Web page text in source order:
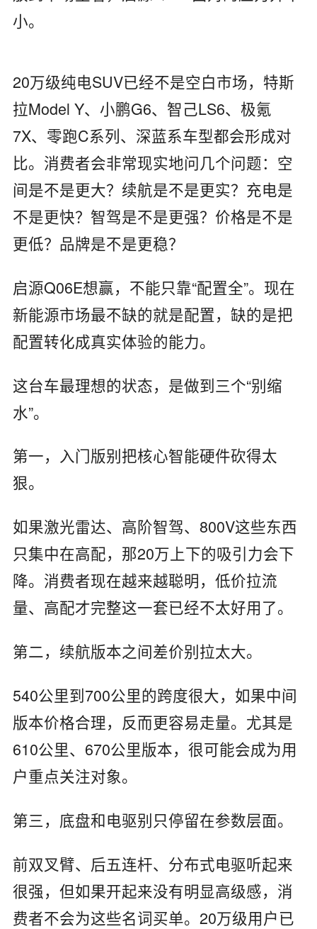
小。
20万级纯电SUV已经不是空白市场，特斯
拉Model Y、小鹏G6、智己LS6、极氪
7X、零跑C系列、深蓝系车型都会形成对
比。消费者会非常现实地问几个问题：空
间是不是更大？续航是不是更实？充电是
不是更快？智驾是不是更强？价格是不是
更低？品牌是不是更稳？
启源Q06E想赢，不能只靠“配置全”。现在
新能源市场最不缺的就是配置，缺的是把
配置转化成真实体验的能力。
这台车最理想的状态，是做到三个“别缩
水”。
第一，入门版别把核心智能硬件砍得太
狠。
如果激光雷达、高阶智驾、800V这些东西
只集中在高配，那20万上下的吸引力会下
降。消费者现在越来越聪明，低价拉流
量、高配才完整这一套已经不太好用了。
第二，续航版本之间差价别拉太大。
540公里到700公里的跨度很大，如果中间
版本价格合理，反而更容易走量。尤其是
610公里、670公里版本，很可能会成为用
户重点关注对象。
第三，底盘和电驱别只停留在参数层面。
前双叉臂、后五连杆、分布式电驱听起来
很强，但如果开起来没有明显高级感，消
费者不会为这些名词买单。20万级用户已